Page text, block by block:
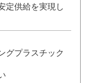
定供給を実現し
グプラスチック